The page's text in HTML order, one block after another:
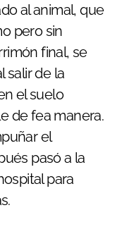
al animal, que
pero sin
final, se
salir de la
el suelo
de fea manera.
el
pasó a la
para